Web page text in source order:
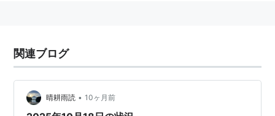
関連ブログ
晴耕雨読 • 10ヶ月前